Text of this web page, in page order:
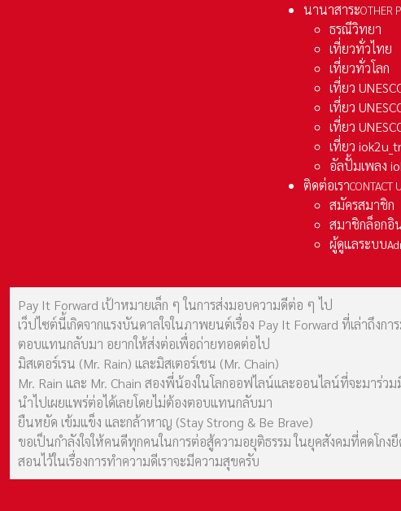
นานาสาระOTHER
ธรณีวิทยา
เที่ยวทั่วไทย
เที่ยวทั่วโลก
เที่ยว
เที่ยว
เที่ยว
เที่ยว
อัลปั้มเพลง
ติดต่อเราCONTACT
สมัครสมาชิก
สมาชิกล็อกอิ
ผู้ดูแลระบบ
Pay It Forward เป้าหมายเล็ก ๆ ในการส่งมอบความดีต่อ ๆ ไป
เว็ปไซต์นี้เกิดจากแรงบันดาลใจในภาพยนต์เรื่อง Pay It Forward ที่เล่าถึง
ตอบแทนกลับมา อยากให้ส่งต่อเพื่อถ่ายทอดต่อไป
มิสเตอร์เรน (Mr. Rain) และมิสเตอร์เชน (Mr. Chain)
Mr. Rain และ Mr. Chain สองพี่น้องในโลกออฟไลน์และออนไลน์ที่จะมาร่ว
นำไปเผยแพร่ต่อได้เลยโดยไม่ต้องตอบแทนกลับมา
ยืนหยัด เข้มแข็ง และกล้าหาญ (Stay Strong & Be Brave)
ขอเป็นกำลังใจให้คนดีทุกคนในการต่อสู้ความอยุติธรรม ในยุคสังคมที่คดโ
สอนไว้ในเรื่องการทำความดีเราจะมีความสุขครับ